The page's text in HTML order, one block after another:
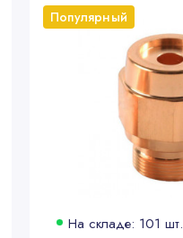
Популярный
На складе: 101 шт.